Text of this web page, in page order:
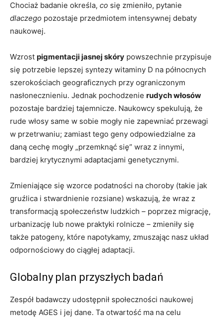
Chociaż badanie określa, co się zmieniło, pytanie
dlaczego pozostaje przedmiotem intensywnej debaty
naukowej.
Wzrost pigmentacji jasnej skóry powszechnie przypisuje
się potrzebie lepszej syntezy witaminy D na północnych
szerokościach geograficznych przy ograniczonym
nasłonecznieniu. Jednak pochodzenie rudych włosów
pozostaje bardziej tajemnicze. Naukowcy spekulują, że
rude włosy same w sobie mogły nie zapewniać przewagi
w przetrwaniu; zamiast tego geny odpowiedzialne za
daną cechę mogły „przemknąć się” wraz z innymi,
bardziej krytycznymi adaptacjami genetycznymi.
Zmieniające się wzorce podatności na choroby (takie jak
gruźlica i stwardnienie rozsiane) wskazują, że wraz z
transformacją społeczeństw ludzkich – poprzez migrację,
urbanizację lub nowe praktyki rolnicze – zmieniły się
także patogeny, które napotykamy, zmuszając nasz układ
odpornościowy do ciągłej adaptacji.
Globalny plan przyszłych badań
Zespół badawczy udostępnił społeczności naukowej
metodę AGES i jej dane. Ta otwartość ma na celu